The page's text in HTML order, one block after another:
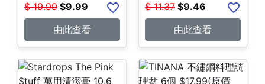
$ 19.99 $9.99
由此查看
$ 11.37 $9.46
由此查看